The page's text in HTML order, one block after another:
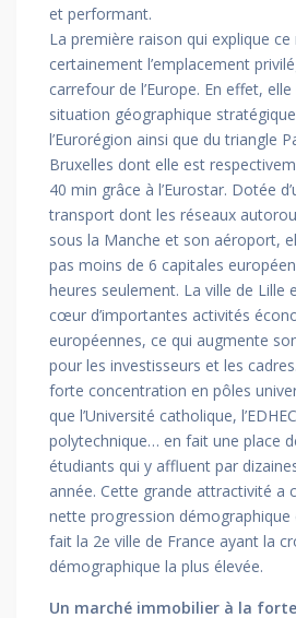
et performant.
La première raison qui explique
certainement l’emplacement
carrefour de l’Europe. En effet, elle
situation géographique
l’Eurorégion ainsi que du triangle
Bruxelles dont elle est
40 min grâce à l’Eurostar. Dotée
transport dont les réseaux
sous la Manche et son aéroport,
pas moins de 6 capitales
heures seulement. La ville de Lille
cœur d’importantes activités
européennes, ce qui augmente
pour les investisseurs et les
forte concentration en pôles
que l’Université catholique,
polytechnique… en fait une place
étudiants qui y affluent par
année. Cette grande attractivité a
nette progression démographique
fait la 2e ville de France ayant la
démographique la plus élevée.
Un marché immobilier à la